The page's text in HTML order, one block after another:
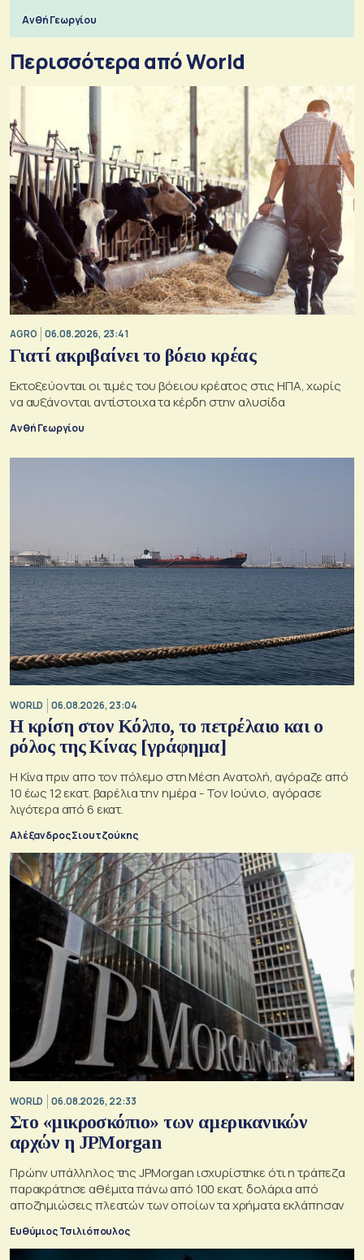
Ανθή Γεωργίου
Περισσότερα από World
AGRO 06.08.2026, 23:41
Γιατί ακριβαίνει το βόειο κρέας
Εκτοξεύονται οι τιμές του βόειου κρέατος στις ΗΠΑ, χωρίς
να αυξάνονται αντίστοιχα τα κέρδη στην αλυσίδα
Ανθή Γεωργίου
WORLD 06.08.2026, 23:04
Η κρίση στoν Κόλπο, το πετρέλαιο και ο
ρόλος της Κίνας [γράφημα]
Η Κίνα πριν απο τον πόλεμο στη Μέση Ανατολή, αγόραζε από
10 έως 12 εκατ. βαρέλια την ημέρα - Τον Ιούνιο, αγόρασε
λιγότερα από 6 εκατ.
Αλέξανδρος Σιουτζούκης
WORLD 06.08.2026, 22:33
Στο «μικροσκόπιο» των αμερικανικών
αρχών η JPMorgan
Πρώην υπάλληλος της JPMorgan ισχυρίστηκε ότι η τράπεζα
παρακράτησε αθέμιτα πάνω από 100 εκατ. δολάρια από
αποζημιώσεις πλεατών των οποίων τα χρήματα εκλάπησαν
Ευθύμιος Τσιλιόπουλος